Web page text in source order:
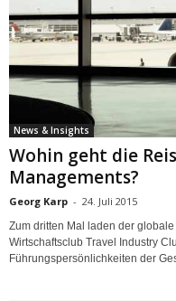
News & Insights
Wohin geht die
Managements?
Georg Karp - 24. Juli 2015
Zum dritten Mal laden der
Wirtschaftsclub Travel Industry
Führungspersönlichkeiten der